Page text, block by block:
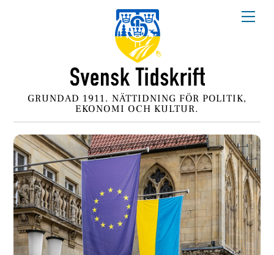
GRUNDAD 1911. NÄTTIDNING FÖR POLITIK,
EKONOMI OCH KULTUR.